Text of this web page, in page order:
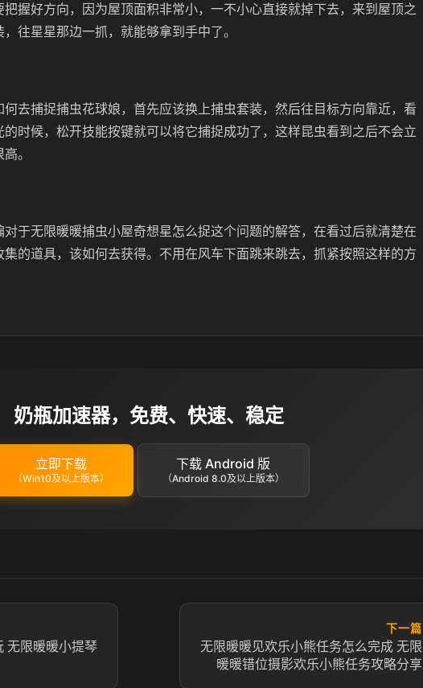
握好方向，因为屋顶面积非常小，一不小心直接就掉下去，来到屋顶之
往星星那边一抓，就能够拿到手中了。
去捕捉捕虫花球娘，首先应该换上捕虫套装，然后往目标方向靠近，看
时候，松开技能按键就可以将它捕捉成功了，这样昆虫看到之后不会立
。
于无限暖暖捕虫小屋奇想星怎么捉这个问题的解答，在看过后就清楚在
的道具，该如何去获得。不用在风车下面跳来跳去，抓紧按照这样的方
奶瓶加速器，免费、快速、稳定
立即下载
（Win10及以上版本）
下载 Android 版
（Android 8.0及以上版本）
无限暖暖小提琴
下一篇
无限暖暖见欢乐小熊任务怎么完成 无限
暖暖错位摄影欢乐小熊任务攻略分享